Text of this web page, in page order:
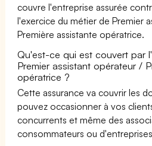
couvre l'entreprise assurée
l'exercice du métier de Premier
Première assistante opératrice.
Qu'est-ce qui est couvert par
Premier assistant opérateur /
opératrice ?
Cette assurance va couvrir les
pouvez occasionner à vos
concurrents et même des
consommateurs ou